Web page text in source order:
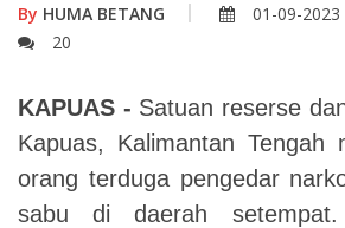
By HUMA BETANG 01-09-2023
20
KAPUAS - Satuan reserse
Kapuas, Kalimantan Tengah
orang terduga pengedar
sabu di daerah